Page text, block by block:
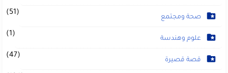
صحة ومجتمع
(51)
علوم وهندسة
(1)
قصة قصيرة
(47)